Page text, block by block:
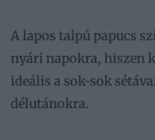
A lapos talpú papucs
nyári napokra, hiszen
ideális a sok-sok
délutánokra.